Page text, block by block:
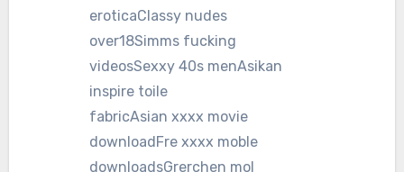
eroticaClassy nudes
over18Simms fucking
videosSexxy 40s menAsikan
inspire toile
fabricAsian xxxx movie
downloadFre xxxx moble
downloadsGrerchen mol